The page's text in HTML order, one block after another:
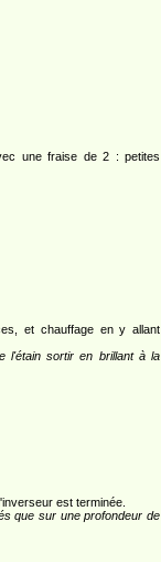
une fraise de 2 : petites
et chauffage en y allant
l'étain sortir en brillant à la
est terminée.
que sur une profondeur de